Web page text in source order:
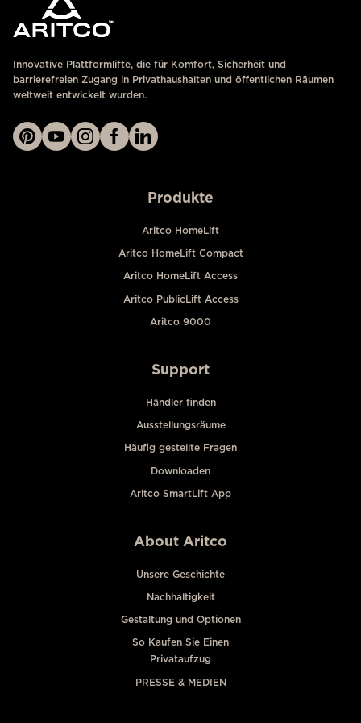
Innovative Plattformlifte, die für Komfort, Sicherheit und
barrierefreien Zugang in Privathaushalten und öffentlichen Räumen
weltweit entwickelt wurden.
Produkte
Aritco HomeLift
Aritco HomeLift Compact
Aritco HomeLift Access
Aritco PublicLift Access
Aritco 9000
Support
Händler finden
Ausstellungsräume
Häufig gestellte Fragen
Downloaden
Aritco SmartLift App
About Aritco
Unsere Geschichte
Nachhaltigkeit
Gestaltung und Optionen
So Kaufen Sie Einen
Privataufzug
PRESSE & MEDIEN